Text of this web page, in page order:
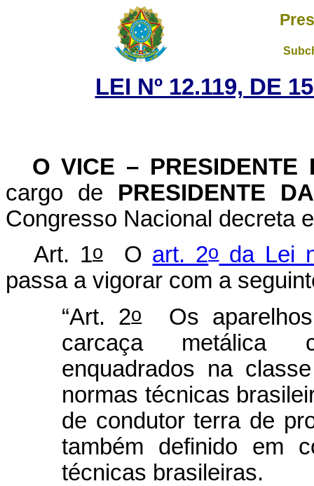
LEI Nº 12.119, DE
O VICE –
cargo de PRESIDENTE
Congresso Nacional decreta
Art. 1oO art. 2oda Lei
passa a vigorar com a
“Art. 2oOs aparelhos
carcaça metálica
enquadrados na
normas técnicas
de condutor terra de
também definido em
técnicas brasileiras.